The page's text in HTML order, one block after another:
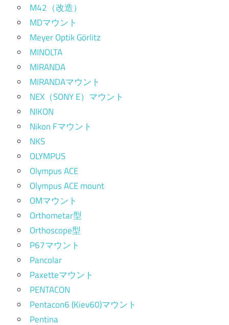
M42（改造）
MDマウント
Meyer Optik Görlitz
MINOLTA
MIRANDA
MIRANDAマウント
NEX（SONY E）マウント
NIKON
Nikon Fマウント
NKS
OLYMPUS
Olympus ACE
Olympus ACE mount
OMマウント
Orthometar型
Orthoscope型
P67マウント
Pancolar
Paxetteマウント
PENTACON
Pentacon6 (Kiev60)マウント
Pentina